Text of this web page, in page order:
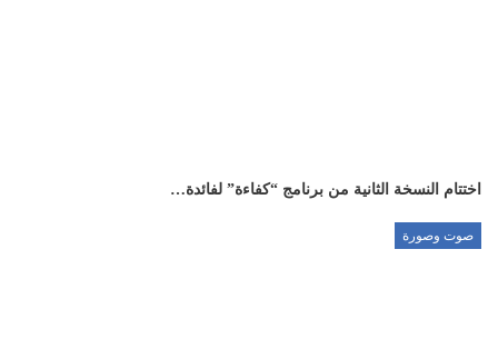
اختتام النسخة الثانية من برنامج “كفاءة” لفائدة…
صوت وصورة